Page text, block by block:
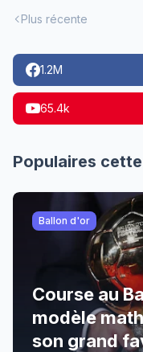
Plus récente
1.2M
65.4k
Populaires
Ballon d'or
Course au
modèle
son grand